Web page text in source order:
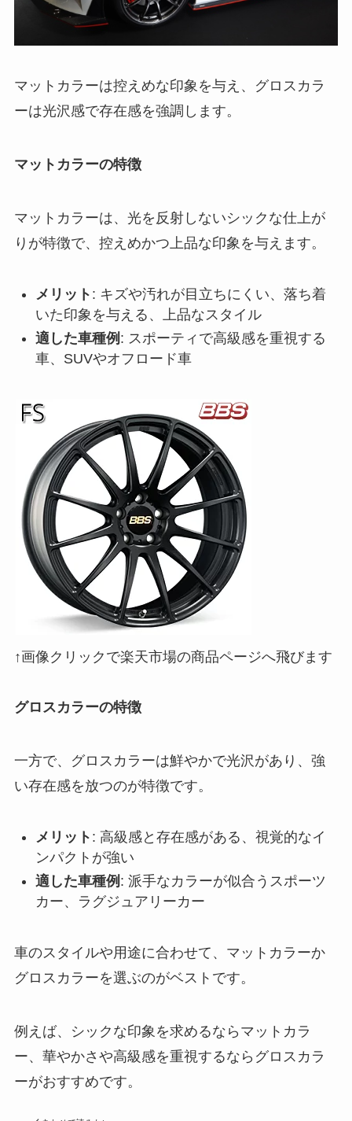
マットカラーは控えめな印象を与え、グロスカラ
ーは光沢感で存在感を強調します。
マットカラーの特徴
マットカラーは、光を反射しないシックな仕上が
りが特徴で、控えめかつ上品な印象を与えます。
メリット : キズや汚れが目立ちにくい、落ち着
いた印象を与える、上品なスタイル
適した車種例 : スポーティで高級感を重視する
車、SUVやオフロード車
↑画像クリックで楽天市場の商品ページへ飛びます
グロスカラーの特徴
一方で、グロスカラーは鮮やかで光沢があり、強
い存在感を放つのが特徴です。
メリット : 高級感と存在感がある、視覚的なイ
ンパクトが強い
適した車種例 : 派手なカラーが似合うスポーツ
カー、ラグジュアリーカー
車のスタイルや用途に合わせて、マットカラーか
グロスカラーを選ぶのがベストです。
例えば、シックな印象を求めるならマットカラ
ー、華やかさや高級感を重視するならグロスカラ
ーがおすすめです。